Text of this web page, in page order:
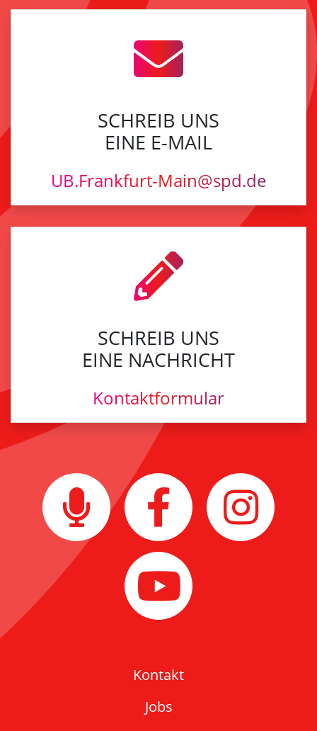
SCHREIB UNS
EINE E-MAIL
UB.Frankfurt-Main@spd.de
SCHREIB UNS
EINE NACHRICHT
Kontaktformular
Kontakt
Jobs